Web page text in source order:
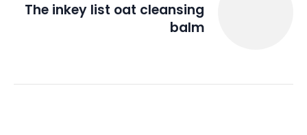
The inkey list oat cleansing
balm